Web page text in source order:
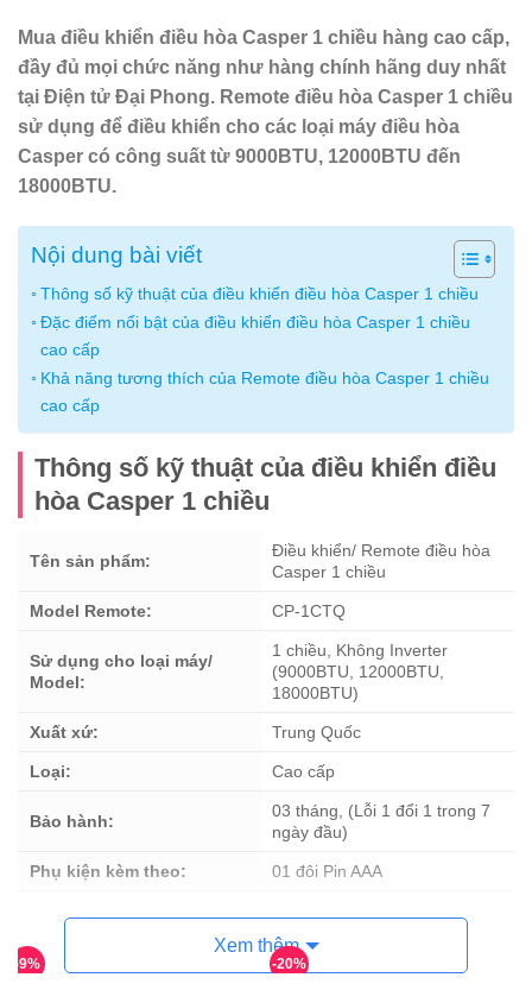
Mua điều khiển điều hòa Casper 1 chiều hàng cao cấp,
đầy đủ mọi chức năng như hàng chính hãng duy nhất
tại Điện tử Đại Phong. Remote điều hòa Casper 1 chiều
sử dụng để điều khiển cho các loại máy điều hòa
Casper có công suất từ 9000BTU, 12000BTU đến
18000BTU.
Nội dung bài viết
Thông số kỹ thuật của điều khiển điều hòa Casper 1 chiều
Đặc điểm nổi bật của điều khiển điều hòa Casper 1 chiều
cao cấp
Khả năng tương thích của Remote điều hòa Casper 1 chiều
cao cấp
Thông số kỹ thuật của điều khiển điều
hòa Casper 1 chiều
Tên sản phẩm:
Điều khiển/ Remote điều hòa
Casper 1 chiều
Model Remote: CP-1CTQ
Sử dụng cho loại máy/
Model:
1 chiều, Không Inverter
(9000BTU, 12000BTU,
18000BTU)
Xuất xứ: Trung Quốc
Loại: Cao cấp
Bảo hành:
03 tháng, (Lỗi 1 đổi 1 trong 7
ngày đầu)
Phụ kiện kèm theo: 01 đôi Pin AAA
-9% -20%
Xem thêm